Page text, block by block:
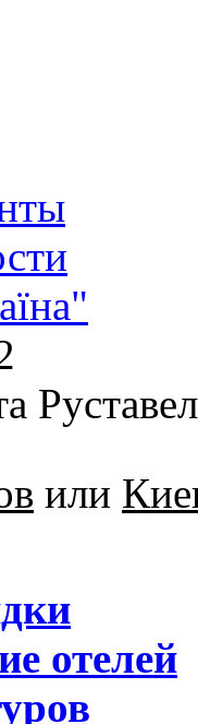
или
отелей